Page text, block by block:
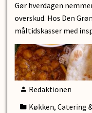
Gør hverdagen
overskud. Hos Den
måltidskasser med
Redaktionen
Køkken, Catering